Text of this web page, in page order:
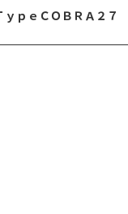
ｙｐｅＣＯＢＲＡ２